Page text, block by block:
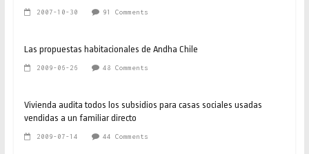
2007-10-30 91 Comments
Las propuestas habitacionales de Andha Chile
2009-06-26 48 Comments
Vivienda audita todos los subsidios para casas sociales usadas
vendidas a un familiar directo
2009-07-14 44 Comments